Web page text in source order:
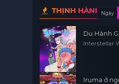
THỊNH HÀNHNgày
Du Hành
Interstellar
Iruma ở